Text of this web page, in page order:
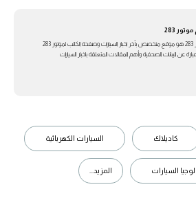
موتور 283
موتور 283 هو موقع متخصص بأخر اخبار السيارات وصفحة الكاتب لموتور 283
عن اليبانات الصحفية وأهم المقالات المتعلقة باخبار السيارات
كاديلاك السيارات الكهربائية
السيارات المزيد...